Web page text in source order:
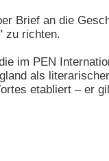
Brief an die
zu richten.
im PEN
als
etabliert – er